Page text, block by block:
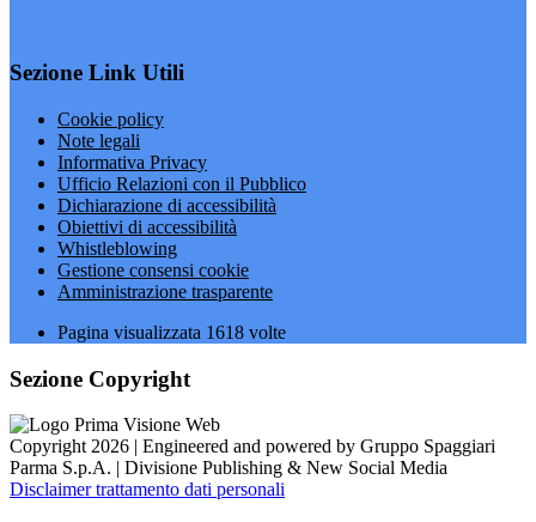
Sezione Link Utili
Cookie policy
Note legali
Informativa Privacy
Ufficio Relazioni con il Pubblico
Dichiarazione di accessibilità
Obiettivi di accessibilità
Whistleblowing
Gestione consensi cookie
Amministrazione trasparente
Pagina visualizzata 1618 volte
Sezione Copyright
Copyright 2026 | Engineered and powered by Gruppo Spaggiari
Parma S.p.A. | Divisione Publishing & New Social Media
Disclaimer trattamento dati personali